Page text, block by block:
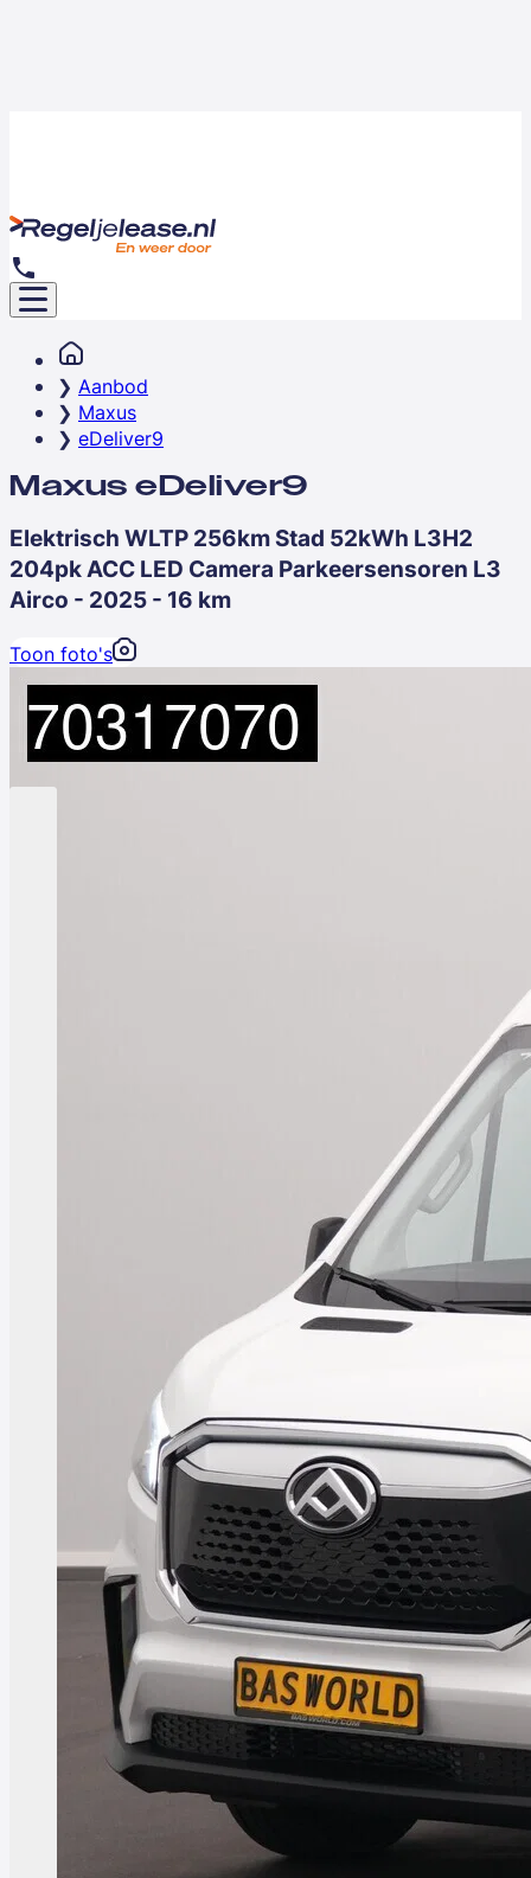
Aanbod
Maxus
eDeliver9
Maxus eDeliver9
Elektrisch WLTP 256km Stad 52kWh L3H2
204pk ACC LED Camera Parkeersensoren L3
Airco - 2025 - 16 km
Toon foto's